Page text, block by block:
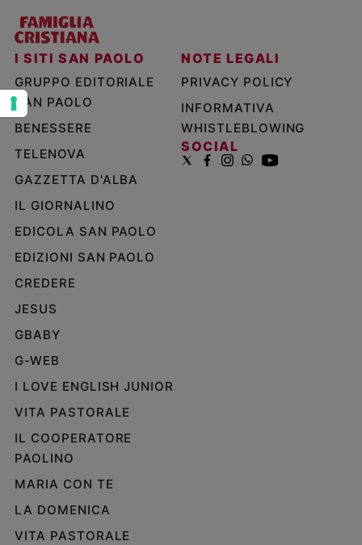
Riflessioni
Foto
Video
Podcast
Privacy
Policy
Contatti
Registrati
Social
I SITI SAN PAOLO
GRUPPO EDITORIALE
SAN PAOLO
BENESSERE
TELENOVA
GAZZETTA D'ALBA
IL GIORNALINO
EDICOLA SAN PAOLO
EDIZIONI SAN PAOLO
CREDERE
JESUS
GBABY
G-WEB
I LOVE ENGLISH JUNIOR
VITA PASTORALE
IL COOPERATORE
PAOLINO
MARIA CON TE
LA DOMENICA
VITA PASTORALE
NOTE LEGALI
PRIVACY POLICY
INFORMATIVA
WHISTLEBLOWING
SOCIAL